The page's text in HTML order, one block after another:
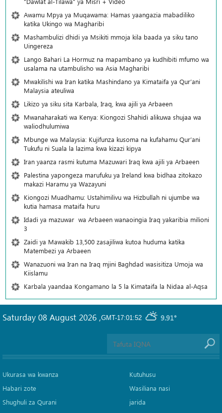
Awamu Mpya ya Muqawama: Hamas yaangazia mabadiliko
katika Ukingo wa Magharibi
Mashambulizi dhidi ya Msikiti mmoja kila baada ya siku tano
Uingereza
Lango Bahari La Hormuz na mapambano ya kudhibiti mfumo wa
usalama na utambulisho wa Asia Magharibi
Mwakilishi wa Iran katika Mashindano ya Kimataifa ya Qur’ani
Malaysia ateuliwa
Likizo ya siku sita Karbala, Iraq, kwa ajili ya Arbaeen
Mwanaharakati wa Kenya: Kiongozi Shahidi alikuwa shujaa wa
waliodhulumiwa
Mbunge wa Malaysia: Kujifunza kusoma na kufahamu Qur’ani
Tukufu ni Suala la lazima kwa kizazi kipya
Iran yaanza rasmi kutuma Mazuwari Iraq kwa ajili ya Arbaeen
Palestina yapongeza marufuku ya Ireland kwa bidhaa zitokazo
makazi Haramu ya Wazayuni
Kiongozi Muadhamu: Ustahimilivu wa Hizbullah ni ujumbe wa
kutia hamasa mataifa huru
Idadi ya mazuwar wa Arbaeen wanaoingia Iraq yakaribia milioni
3
Zaidi ya Mawakib 13,500 zasajiliwa kutoa huduma katika
Matembezi ya Arbaeen
Wanazuoni wa Iran na Iraq mjini Baghdad wasisitiza Umoja wa
Kiislamu
Karbala yaandaa Kongamano la 5 la Kimataifa la Nidaa al-Aqsa
GMT-17:01:52 9.91°
Saturday 08 August 2026 ,
Ukurasa wa kwanza
Habari zote
Shughuli za Qurani
Kutuhusu
Wasiliana nasi
jarida